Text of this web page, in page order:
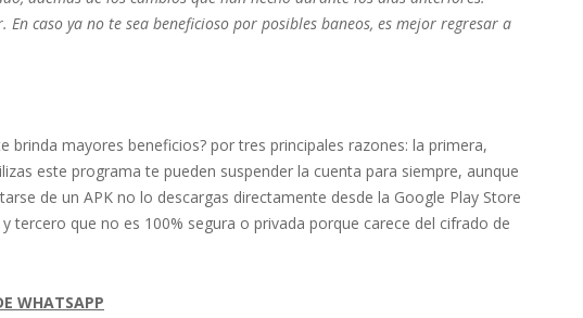
caso ya no te sea beneficioso por posibles baneos, es mejor regresar a
mayores beneficios? por tres principales razones: la primera,
este programa te pueden suspender la cuenta para siempre, aunque
de un APK no lo descargas directamente desde la Google Play Store
tercero que no es 100% segura o privada porque carece del cifrado de
WHATSAPP